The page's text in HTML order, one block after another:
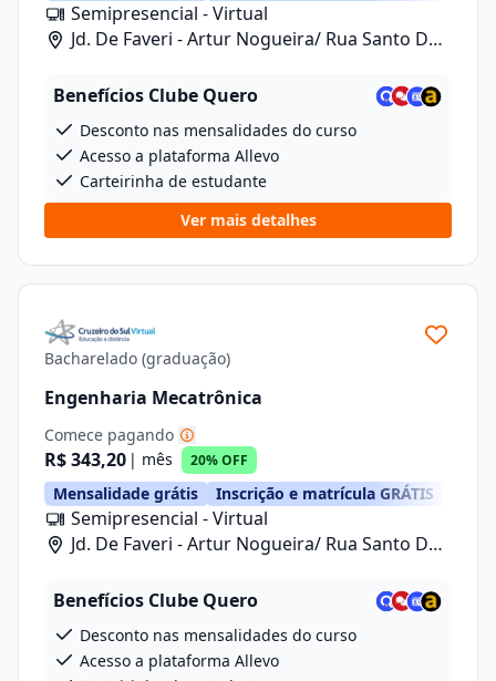
Semipresencial - Virtual
Jd. De Faveri - Artur Nogueira/ Rua Santo De
Benefícios Clube Quero
Desconto nas mensalidades do curso
Acesso a plataforma Allevo
Carteirinha de estudante
Ver mais detalhes
Bacharelado (graduação)
Engenharia Mecatrônica
Comece pagando
R$ 343,20 | mês 20% OFF
Mensalidade grátis Inscrição e matrícula GRÁTIS
Semipresencial - Virtual
Jd. De Faveri - Artur Nogueira/ Rua Santo De
Benefícios Clube Quero
Desconto nas mensalidades do curso
Acesso a plataforma Allevo